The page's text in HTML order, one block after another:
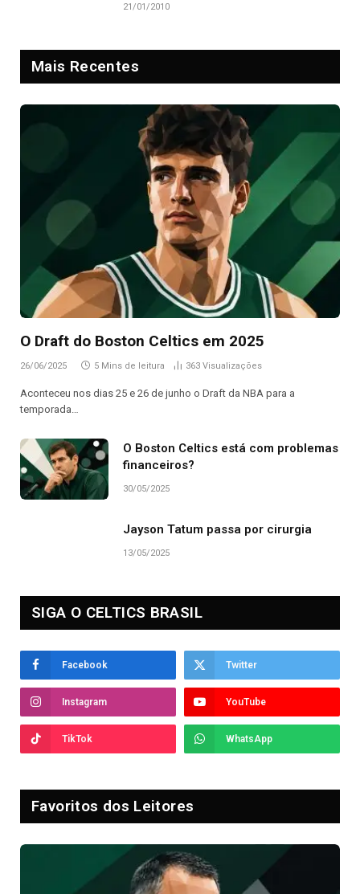
21/01/2010
Mais Recentes
O Draft do Boston Celtics em 2025
26/06/2025 5 Mins de leitura 363 Visualizações
Aconteceu nos dias 25 e 26 de junho o Draft da NBA para a
temporada…
O Boston Celtics está com problemas
financeiros?
30/05/2025
Jayson Tatum passa por cirurgia
13/05/2025
SIGA O CELTICS BRASIL
Facebook Twitter
Instagram YouTube
TikTok WhatsApp
Favoritos dos Leitores